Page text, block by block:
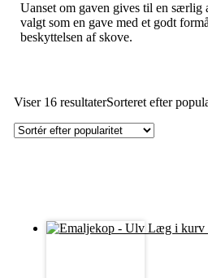
Uanset om gaven gives til en særlig
valgt som en gave med et godt
beskyttelsen af skove.
Viser 16 resultaterSorteret efter
Læg i kurv